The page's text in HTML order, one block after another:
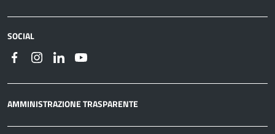
SOCIAL
AMMINISTRAZIONE TRASPARENTE